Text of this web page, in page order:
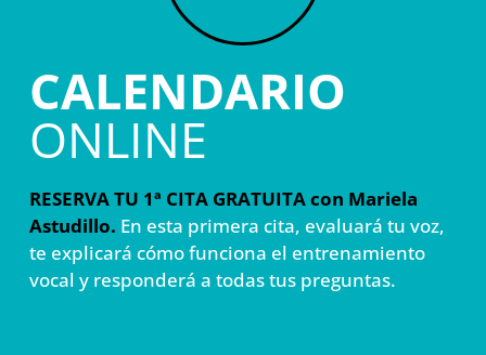
CALENDARIO
ONLINE
RESERVA TU 1ª CITA GRATUITA con Mariela
Astudillo. En esta primera cita, evaluará tu voz,
te explicará cómo funciona el entrenamiento
vocal y responderá a todas tus preguntas.